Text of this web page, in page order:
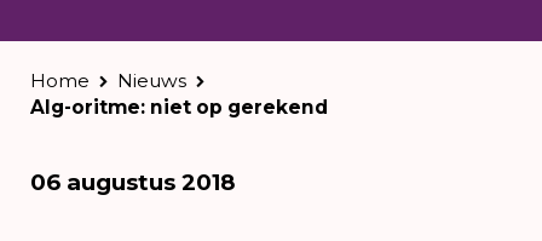
Home
Nieuws
Alg-oritme: niet op gerekend
06 augustus 2018